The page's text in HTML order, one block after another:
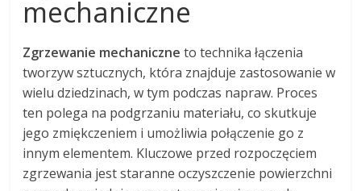
mechaniczne
Zgrzewanie mechaniczne to technika łączenia
tworzyw sztucznych, która znajduje zastosowanie w
wielu dziedzinach, w tym podczas napraw. Proces
ten polega na podgrzaniu materiału, co skutkuje
jego zmiękczeniem i umożliwia połączenie go z
innym elementem. Kluczowe przed rozpoczęciem
zgrzewania jest staranne oczyszczenie powierzchni